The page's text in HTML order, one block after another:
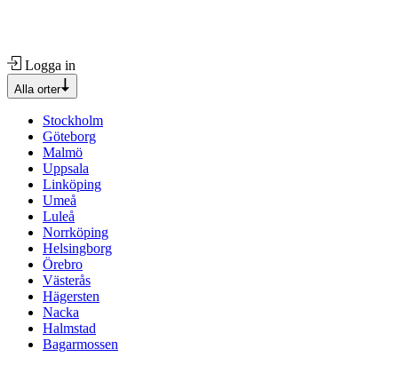
Logga in
Alla orter
Stockholm
Göteborg
Malmö
Uppsala
Linköping
Umeå
Luleå
Norrköping
Helsingborg
Örebro
Västerås
Hägersten
Nacka
Halmstad
Bagarmossen